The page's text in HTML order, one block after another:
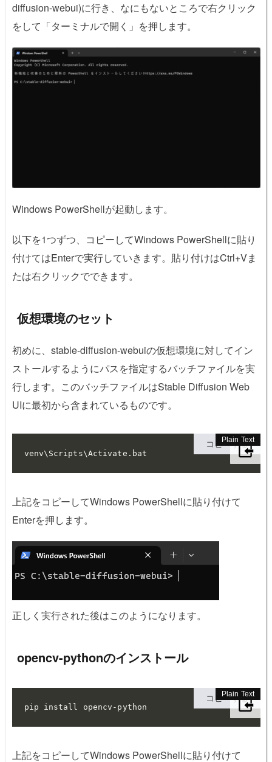
diffusion-webui)に行き、なにもないところで右クリック
をして「ターミナルで開く」を押します。
Windows PowerShellが起動します。
以下を1つずつ、コピーしてWindows PowerShellに貼り
付けてはEnterで実行していきます。貼り付けはCtrl+Vま
たは右クリックでできます。
仮想環境のセット
初めに、stable-diffusion-webuiの仮想環境に対してイン
ストールするようにパスを指定するバッチファイルを実
行します。このバッチファイルはStable Diffusion Web
UIに最初から含まれているものです。
venv\Scripts\Activate.bat
コピーする
上記をコピーしてWindows PowerShellに貼り付けて
Enterを押します。
正しく実行された後はこのようになります。
opencv-pythonのインストール
pip install opencv-python
コピーする
上記をコピーしてWindows PowerShellに貼り付けて